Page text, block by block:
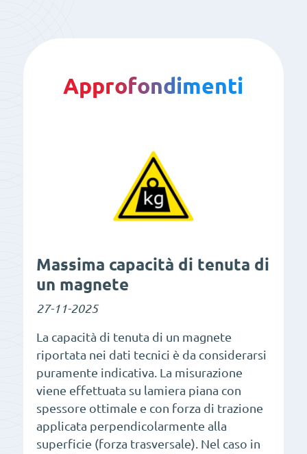
Approfondimenti
Massima capacità di tenuta di
un magnete
27-11-2025
La capacità di tenuta di un magnete
riportata nei dati tecnici è da considerarsi
puramente indicativa. La misurazione
viene effettuata su lamiera piana con
spessore ottimale e con forza di trazione
applicata perpendicolarmente alla
superficie (forza trasversale). Nel caso in